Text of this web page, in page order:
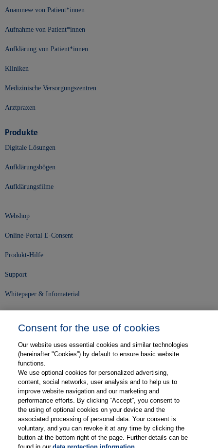
Anamnese von Patient*innen
Aufnahme von Patient*innen
Aufklärung von Patient*innen
Kliniken
Medizinische Versorgungszentren
Arztpraxen
Produkte
Digitale Lösungen
Aufklärungsbögen
Aufklärungsfilme
Webshop
Online-Portal E-Consent
Produkt-Hilfe
Support
Whitepaper & Infomaterial
Karriere
Kontakt
Web-Semniare
Anwenderberichte
Partner
Consent for the use of cookies
Our website uses essential cookies and similar technologies
(hereinafter "Cookies”) by default to ensure basic website
functions.
We use optional cookies for personalized advertising,
content, social networks, user analysis and to help us to
improve website navigation and our marketing and
performance efforts. By clicking “Accept”, you consent to
the using of optional cookies on your device and the
associated processing of personal data. Your consent is
voluntary, and you can revoke it at any time by clicking the
button at the bottom right of the page. Further details can be